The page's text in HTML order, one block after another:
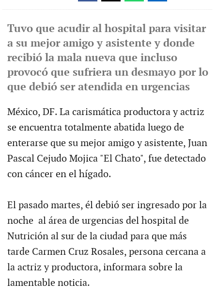
Tuvo que acudir al hospital para visitar
a su mejor amigo y asistente y donde
recibió la mala nueva que incluso
provocó que sufriera un desmayo por lo
que debió ser atendida en urgencias
México, DF. La carismática productora y actriz
se encuentra totalmente abatida luego de
enterarse que su mejor amigo y asistente, Juan
Pascal Cejudo Mojica "El Chato", fue detectado
con cáncer en el hígado.
El pasado martes, él debió ser ingresado por la
noche al área de urgencias del hospital de
Nutrición al sur de la ciudad para que más
tarde Carmen Cruz Rosales, persona cercana a
la actriz y productora, informara sobre la
lamentable noticia.